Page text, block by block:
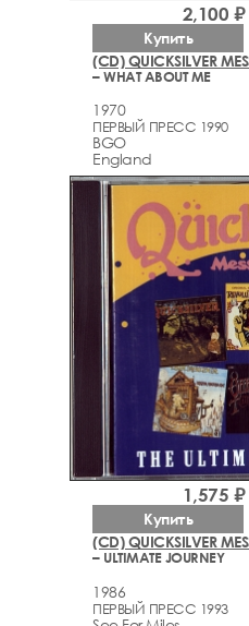
(CD) QUICKSILVER
– WHAT ABOUT ME
1970
ПЕРВЫЙ ПРЕСС 1990
BGO
England
2,100 ₽
Купить
(CD) QUICKSILVER
– ULTIMATE JOURNEY
1986
ПЕРВЫЙ ПРЕСС 1993
1,575 ₽
Купить